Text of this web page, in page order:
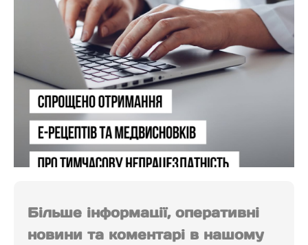
Більше інформації, оперативні
новини та коментарі в нашому